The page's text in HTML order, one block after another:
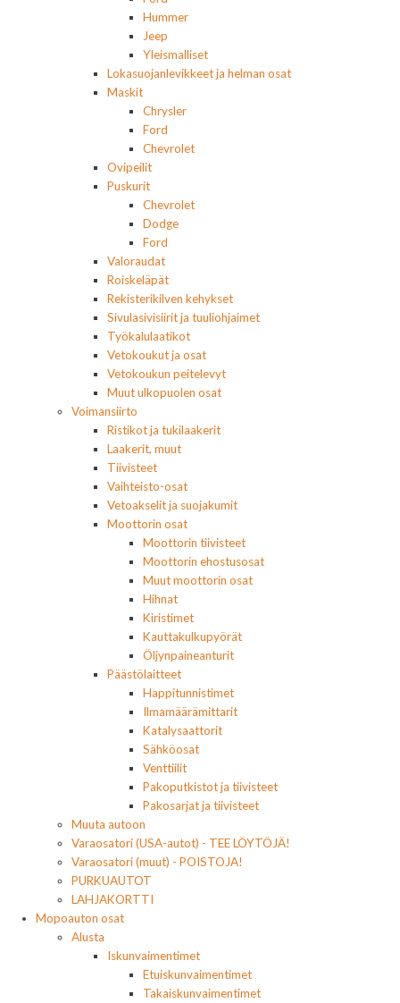
Hummer
Jeep
Yleismalliset
Lokasuojanlevikkeet ja helman osat
Maskit
Chrysler
Ford
Chevrolet
Ovipeilit
Puskurit
Chevrolet
Dodge
Ford
Valoraudat
Roiskeläpät
Rekisterikilven kehykset
Sivulasivisiirit ja tuuliohjaimet
Työkalulaatikot
Vetokoukut ja osat
Vetokoukun peitelevyt
Muut ulkopuolen osat
Voimansiirto
Ristikot ja tukilaakerit
Laakerit, muut
Tiivisteet
Vaihteisto-osat
Vetoakselit ja suojakumit
Moottorin osat
Moottorin tiivisteet
Moottorin ehostusosat
Muut moottorin osat
Hihnat
Kiristimet
Kauttakulkupyörät
Öljynpaineanturit
Päästölaitteet
Happitunnistimet
Ilmamäärämittarit
Katalysaattorit
Sähköosat
Venttiilit
Pakoputkistot ja tiivisteet
Pakosarjat ja tiivisteet
Muuta autoon
Varaosatori (USA-autot) - TEE LÖYTÖJÄ!
Varaosatori (muut) - POISTOJA!
PURKUAUTOT
LAHJAKORTTI
Mopoauton osat
Alusta
Iskunvaimentimet
Etuiskunvaimentimet
Takaiskunvaimentimet